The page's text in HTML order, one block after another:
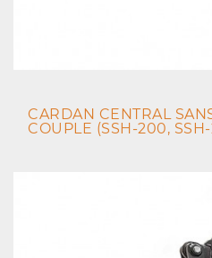
CARDAN CENTRAL
COUPLE (SSH-200,